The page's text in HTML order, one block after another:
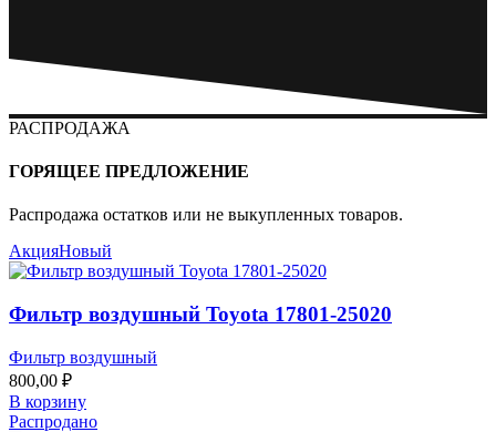
РАСПРОДАЖА
ГОРЯЩЕЕ ПРЕДЛОЖЕНИЕ
Распродажа остатков или не выкупленных товаров.
АкцияНовый
Фильтр воздушный Toyota 17801-25020
Фильтр воздушный
800,00 ₽
В корзину
Распродано